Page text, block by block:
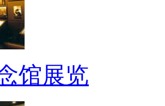
馆展览